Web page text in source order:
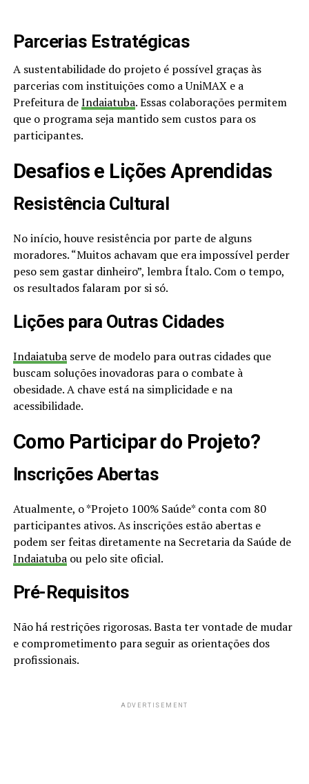
Parcerias Estratégicas
A sustentabilidade do projeto é possível graças às
parcerias com instituições como a UniMAX e a
Prefeitura deIndaiatuba. Essas colaborações permitem
que o programa seja mantido sem custos para os
participantes.
Desafios e Lições Aprendidas
Resistência Cultural
No início, houve resistência por parte de alguns
moradores. “Muitos achavam que era impossível perder
peso sem gastar dinheiro”, lembra Ítalo. Com o tempo,
os resultados falaram por si só.
Lições para Outras Cidades
Indaiatubaserve de modelo para outras cidades que
buscam soluções inovadoras para o combate à
obesidade. A chave está na simplicidade e na
acessibilidade.
Como Participar do Projeto?
Inscrições Abertas
Atualmente, o *Projeto 100% Saúde* conta com 80
participantes ativos. As inscrições estão abertas e
podem ser feitas diretamente na Secretaria da Saúde de
Indaiatubaou pelo site oficial.
Pré-Requisitos
Não há restrições rigorosas. Basta ter vontade de mudar
e comprometimento para seguir as orientações dos
profissionais.
ADVERTISEMENT